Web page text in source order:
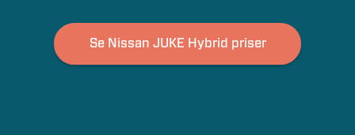
Højde
1,577-1,593 meter
Se Nissan JUKE Hybrid priser